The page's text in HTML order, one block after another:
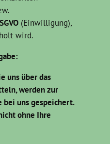
(Einwilligung),
wird.
uns über das
werden zur
bei uns gespeichert.
ohne Ihre